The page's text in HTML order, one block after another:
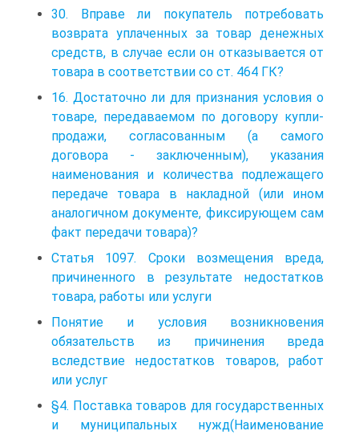
30. Вправе ли покупатель потребовать
возврата уплаченных за товар денежных
средств, в случае если он отказывается от
товара в соответствии со ст. 464 ГК?
16. Достаточно ли для признания условия о
товаре, передаваемом по договору купли-
продажи, согласованным (а самого
договора - заключенным), указания
наименования и количества подлежащего
передаче товара в накладной (или ином
аналогичном документе, фиксирующем сам
факт передачи товара)?
Статья 1097. Сроки возмещения вреда,
причиненного в результате недостатков
товара, работы или услуги
Понятие и условия возникновения
обязательств из причинения вреда
вследствие недостатков товаров, работ
или услуг
§4. Поставка товаров для государственных
и муниципальных нужд(Наименование